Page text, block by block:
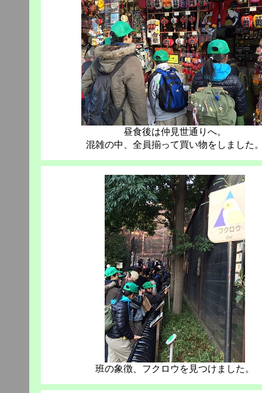
昼食後は仲見世通りへ。
混雑の中、全員揃って買い物をしました
班の象徴、フクロウを見つけました。